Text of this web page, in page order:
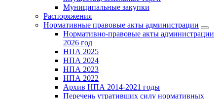
Муниципальные закупки
Распоряжения
Нормативные правовые акты администрации
Нормативно-правовые акты администрации
2026 год
НПА 2025
НПА 2024
НПА 2023
НПА 2022
Архив НПА 2014-2021 годы
Перечень утративших силу нормативных